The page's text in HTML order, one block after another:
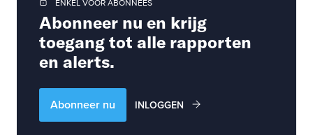
ENKEL VOOR ABONNEES
Abonneer nu en krijg
toegang tot alle rapporten
en alerts.
Abonneer nu INLOGGEN